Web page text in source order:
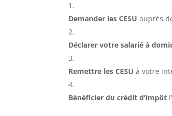
Demander les CESU auprès
Déclarer votre salarié à
Remettre les CESU à votre
Bénéficier du crédit d’impôt